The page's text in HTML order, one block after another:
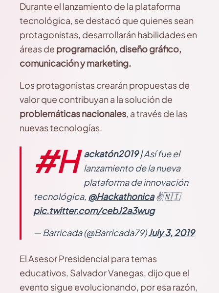
Durante el lanzamiento de la plataforma
tecnológica, se destacó que quienes sean
protagonistas, desarrollarán habilidades en
áreas de programación, diseño gráfico,
comunicación y marketing.
Los protagonistas crearán propuestas de
valor que contribuyan a la solución de
problemáticas nacionales, a través de las
nuevas tecnologías.
#H ackatón2019| Así fue el
lanzamiento de la nueva
plataforma de innovación
tecnológica, @Hackathonica✌️🇳🇮
pic.twitter.com/cebJ2a3wug
— Barricada (@Barricada79)July 3, 2019
El Asesor Presidencial para temas
educativos, Salvador Vanegas, dijo que el
evento sigue evolucionando, por esa razón,